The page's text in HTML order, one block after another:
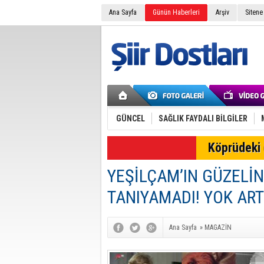
Ana Sayfa Günün Haberleri Arşiv
GÜNCEL SAĞLIK FAYDALI BİLGİLER
Köprüdeki
YEŞİLÇAM’IN
TANIYAMADI! YOK
Ana Sayfa » MAGAZİN